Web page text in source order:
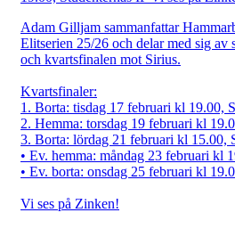
Adam Gilljam sammanfattar
Elitserien 25/26 och delar med sig av
och kvartsfinalen mot Sirius.
Kvartsfinaler:
1. Borta: tisdag 17 februari kl 19.00,
2. Hemma: torsdag 19 februari kl
3. Borta: lördag 21 februari kl 15.00,
• Ev. hemma: måndag 23 februari kl
• Ev. borta: onsdag 25 februari kl
Vi ses på Zinken!